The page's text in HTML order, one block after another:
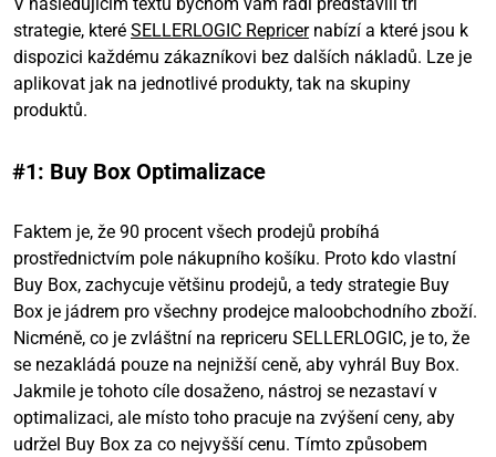
strategie, které SELLERLOGIC Repricernabízí a které jsou k
dispozici každému zákazníkovi bez dalších nákladů. Lze je
aplikovat jak na jednotlivé produkty, tak na skupiny
produktů.
#1: Buy Box Optimalizace
Faktem je, že 90 procent všech prodejů probíhá
prostřednictvím pole nákupního košíku. Proto kdo vlastní
Buy Box, zachycuje většinu prodejů, a tedy strategie Buy
Box je jádrem pro všechny prodejce maloobchodního zboží.
Nicméně, co je zvláštní na repriceru SELLERLOGIC, je to, že
se nezakládá pouze na nejnižší ceně, aby vyhrál Buy Box.
Jakmile je tohoto cíle dosaženo, nástroj se nezastaví v
optimalizaci, ale místo toho pracuje na zvýšení ceny, aby
udržel Buy Box za co nejvyšší cenu. Tímto způsobem